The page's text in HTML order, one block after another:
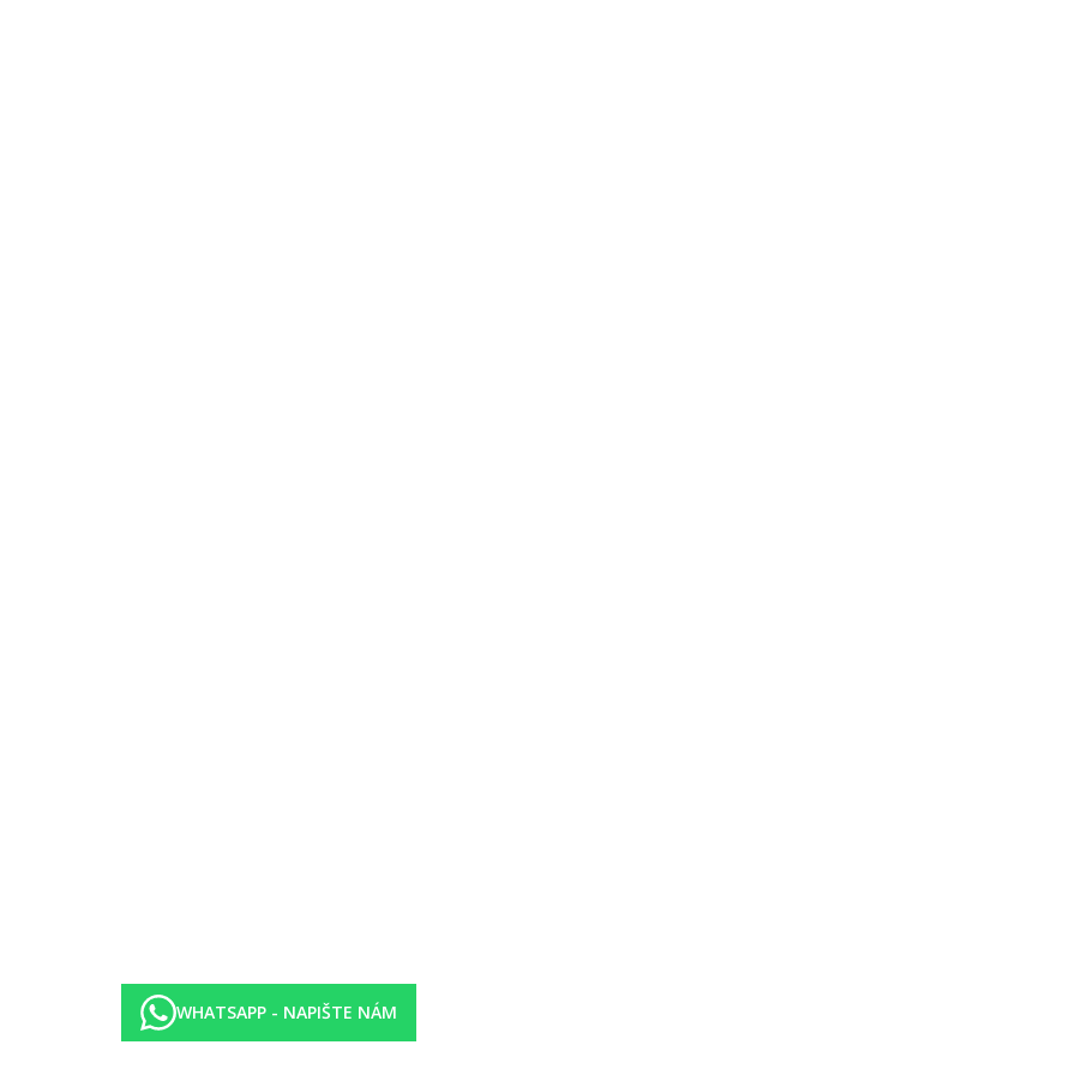
vzdálený cca 450 m). Golfové hřiště leží 19 km od hotelu.
služby jsou závislé na ročním období a na místních klimatických podmínkách. Jazyky: angličtina, němčina, francouzština a
a Visa.
varnou konvicí (zdarma), minibarem (za poplatek), internetem (zdarma), sejfem (zdarma) a satelit.TV s místními kanály a také
(centrálním), varnou konvicí (zdarma), minibarem (za poplatek), internetem (zdarma), sejfem (zdarma) a satelit.TV s místními kanály
(centrálním), varnou konvicí (zdarma), minibarem (za poplatek), internetem (zdarma), sejfem (zdarma) a satelit.TV s místními kanály
(centrálním), varnou konvicí (zdarma), minibarem (za poplatek), internetem (zdarma), sejfem (zdarma) a satelit.TV s místními kanály
(centrálním), varnou konvicí (zdarma), minibarem (za poplatek), internetem (zdarma), sejfem (zdarma) a satelit.TV s místními kanály
WHATSAPP - NAPIŠTE NÁM